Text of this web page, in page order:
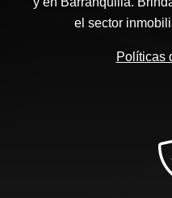
el sector
Políticas